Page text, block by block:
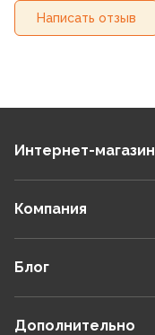
Написать отзыв
Интернет-магазин
Компания
Блог
Дополнительно